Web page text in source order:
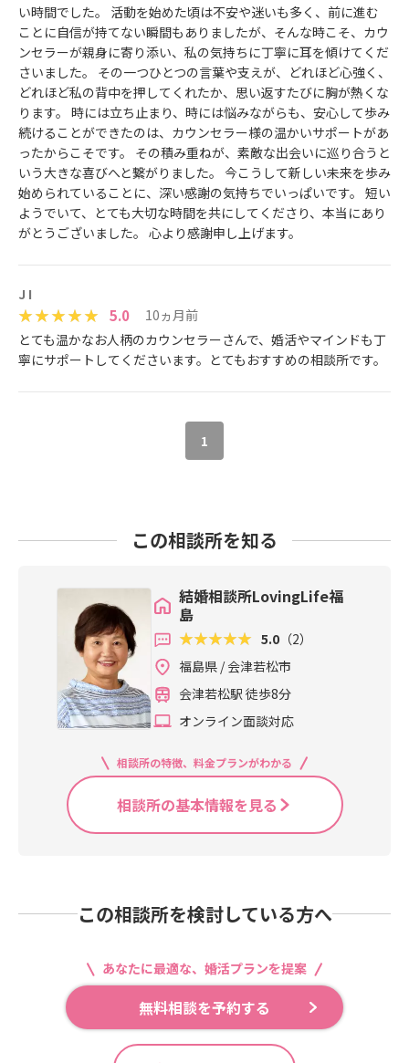
い時間でした。 活動を始めた頃は不安や迷いも多く、前に進む
ことに自信が持てない瞬間もありましたが、そんな時こそ、カウ
ンセラーが親身に寄り添い、私の気持ちに丁寧に耳を傾けてくだ
さいました。 その一つひとつの言葉や支えが、どれほど心強く、
どれほど私の背中を押してくれたか、思い返すたびに胸が熱くな
ります。 時には立ち止まり、時には悩みながらも、安心して歩み
続けることができたのは、カウンセラー様の温かいサポートがあ
ったからこそです。 その積み重ねが、素敵な出会いに巡り合うと
いう大きな喜びへと繋がりました。 今こうして新しい未来を歩み
始められていることに、深い感謝の気持ちでいっぱいです。 短い
ようでいて、とても大切な時間を共にしてくださり、本当にあり
がとうございました。 心より感謝申し上げます。
J I
5.0
10ヵ月前
とても温かなお人柄のカウンセラーさんで、婚活やマインドも丁
寧にサポートしてくださいます。とてもおすすめの相談所です。
1
この相談所を知る
結婚相談所LovingLife福
島
5.0 （2）
福島県 / 会津若松市
会津若松駅 徒歩8分
オンライン面談対応
相談所の特徴、料金プランがわかる
相談所の基本情報を見る
この相談所を検討している方へ
あなたに最適な、婚活プランを提案
無料相談を予約する